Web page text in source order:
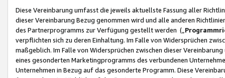
Diese Vereinbarung umfasst die jeweils aktuellste Fassung aller
dieser Vereinbarung Bezug genommen wird und alle anderen
des Partnerprogramms zur Verfügung gestellt werden („
verpflichten sich zu deren Einhaltung. Im Falle von Widersprüchen
maßgeblich. Im Falle von Widersprüchen zwischen dieser
eines gesonderten Marketingprogramms des verbundenen
Unternehmen in Bezug auf das gesonderte Programm. Diese